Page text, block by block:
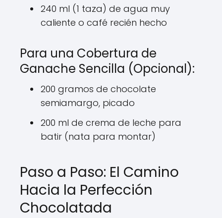
240 ml (1 taza) de agua muy
caliente o café recién hecho
Para una Cobertura de
Ganache Sencilla (Opcional):
200 gramos de chocolate
semiamargo, picado
200 ml de crema de leche para
batir (nata para montar)
Paso a Paso: El Camino
Hacia la Perfección
Chocolatada